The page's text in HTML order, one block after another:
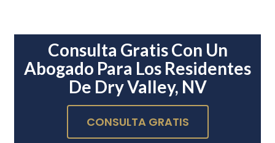
Consulta Gratis Con Un
Abogado Para Los Residentes
De Dry Valley, NV
CONSULTA GRATIS